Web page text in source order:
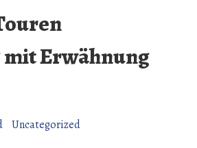
Erwähnung
Uncategorized